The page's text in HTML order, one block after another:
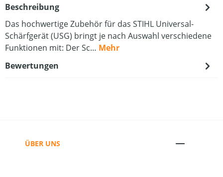
Beschreibung
Das hochwertige Zubehör für das STIHL Universal-
Schärfgerät (USG) bringt je nach Auswahl verschiedene
Funktionen mit: Der Sc… Mehr
Bewertungen
ÜBER UNS